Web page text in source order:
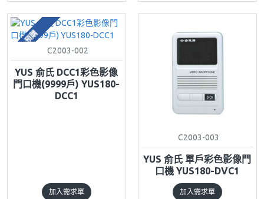
預購
C2003-002
YUS 俞氏 DCC1彩色影像
門口機(9999戶) YUS180-
DCC1
加入需求單
C2003-003
YUS 俞氏 單戶彩色影像門
口機 YUS180-DVC1
加入需求單